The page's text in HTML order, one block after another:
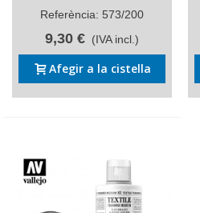
Referència: 573/200
9,30 € (IVA incl.)
Afegir a la cistella